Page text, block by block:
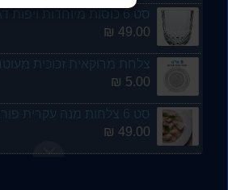
49.00 ₪
5.00 ₪
49.00 ₪